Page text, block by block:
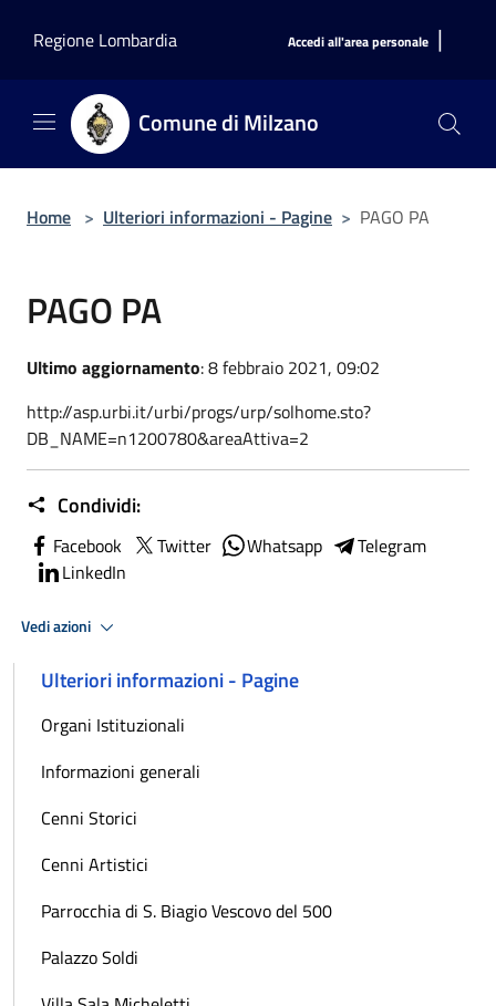
Regione Lombardia
Accedi all'area personale |
Comune di Milzano
Home > Ulteriori informazioni - Pagine > PAGO PA
PAGO PA
Ultimo aggiornamento: 8 febbraio 2021, 09:02
http://asp.urbi.it/urbi/progs/urp/solhome.sto?
DB_NAME=n1200780&areaAttiva=2
Condividi:
Facebook Twitter Whatsapp
Telegram
LinkedIn
Vedi azioni
Ulteriori informazioni - Pagine
Organi Istituzionali
Informazioni generali
Cenni Storici
Cenni Artistici
Parrocchia di S. Biagio Vescovo del 500
Palazzo Soldi